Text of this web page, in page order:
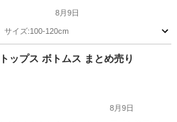
8月9日
サイズ:100-120cm
キッズ用品
ップス ボトムス まとめ売り
8月9日